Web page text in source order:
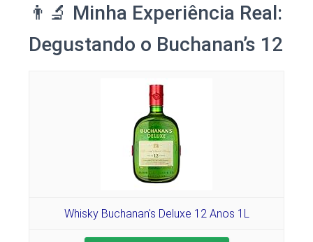
👨‍🔬 Minha Experiência Real:
Degustando o Buchanan’s 12
Whisky Buchanan's Deluxe 12 Anos 1L